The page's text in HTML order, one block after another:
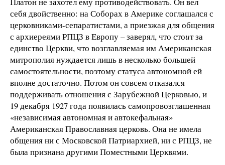
себя двойственно: на Соборах в Америке соглашался с
церковниками-сепаратистами, а приезжая для общения
с архиереями РПЦЗ в Европу – заверял, что стоит за
единство Церкви, что возглавляемая им Американская
митрополия нуждается лишь в несколько большей
самостоятельности, поэтому статуса автономной ей
вполне достаточно. Потом он совсем отказался
поддерживать отношения с Зарубежной Церковью, и
19 декабря 1927 года появилась самопровозглашенная
«независимая автономная и автокефальная»
Американская Православная церковь. Она не имела
общения ни с Московской Патриархией, ни с РПЦЗ, не
была признана другими Поместными Церквями.